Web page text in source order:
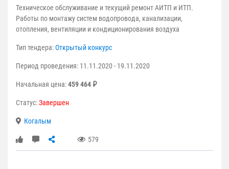
Техническое обслуживание и текущий ремонт АИТП и ИТП.
Работы по монтажу систем водопровода, канализации,
отопления, вентиляции и кондиционирования воздуха
Тип тендера:Открытый конкурс
Период проведения: 11.11.2020 - 19.11.2020
Начальная цена:459 464 ₽
Статус:Завершен
Когалым
579